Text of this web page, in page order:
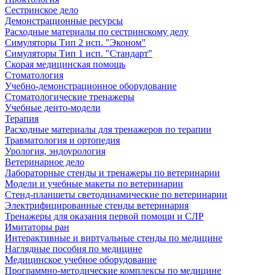
Сестринское дело
Демонстрационные ресурсы
Расходные материалы по сестринскому делу
Симуляторы Тип 2 исп. "Эконом"
Симуляторы Тип 1 исп. "Стандарт"
Скорая медицинская помощь
Стоматология
Учебно-демонстрационное оборудование
Стоматологические тренажеры
Учебные денто-модели
Терапия
Расходные материалы для тренажеров по терапии
Травматология и ортопедия
Урология, эндоурология
Ветеринарное дело
Лабораторные стенды и тренажеры по ветеринарии
Модели и учебные макеты по ветеринарии
Стенд-планшеты светодинамические по ветеринарии
Электрифицированные стенды ветеринария
Тренажеры для оказания первой помощи и СЛР
Имитаторы ран
Интерактивные и виртуальные стенды по медицине
Наглядные пособия по медицине
Медицинское учебное оборудование
Программно-методические комплексы по медицине